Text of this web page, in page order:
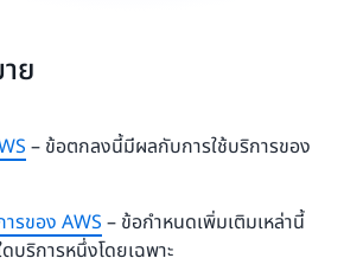
ย
– ข้อตกลงนี้มีผลกับการใช้บริการของ
รของ AWS – ข้อกำหนดเพิ่มเติมเหล่านี้
บริการหนึ่งโดยเฉพาะ